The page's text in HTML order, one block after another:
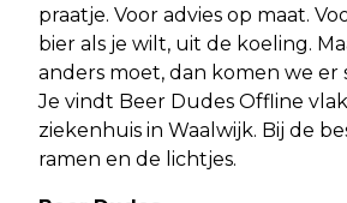
praatje. Voor advies op maat.
bier als je wilt, uit de koeling.
anders moet, dan komen we er
Je vindt Beer Dudes Offline
ziekenhuis in Waalwijk. Bij de
ramen en de lichtjes.